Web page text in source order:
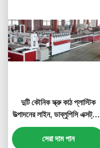
দুটি কৌনিক স্ক্রু কাঠ প্লাস্টিক
উত্পাদনের লাইন, ডাব্লুপিসি এক্সট্রুশন
যন্ত্রপাতি inery
সেরা দাম পান